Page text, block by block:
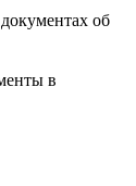
об
в